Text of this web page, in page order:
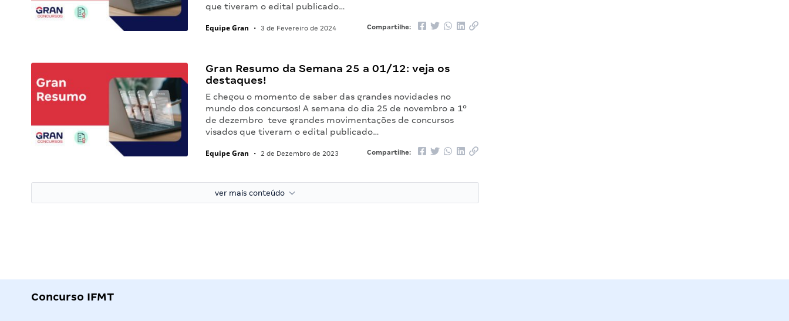
que tiveram o edital publicado…
Equipe Gran • 3 de Fevereiro de 2024 Compartilhe:
Gran Resumo da Semana 25 a 01/12: veja os
destaques!
E chegou o momento de saber das grandes novidades no
mundo dos concursos! A semana do dia 25 de novembro a 1º
de dezembro teve grandes movimentações de concursos
visados que tiveram o edital publicado…
Equipe Gran • 2 de Dezembro de 2023 Compartilhe:
ver mais conteúdo
Concurso IFMT